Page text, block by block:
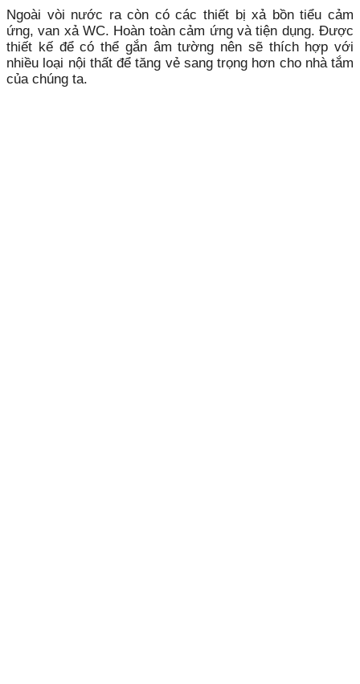
Ngoài vòi nước ra còn có các thiết bị xả bồn tiểu cảm
ứng, van xả WC. Hoàn toàn cảm ứng và tiện dụng. Được
thiết kế để có thể gắn âm tường nên sẽ thích hợp với
nhiều loại nội thất để tăng vẻ sang trọng hơn cho nhà tắm
của chúng ta.